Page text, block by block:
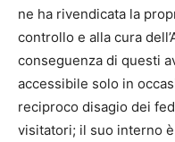
ne ha rivendicata la
controllo e alla cura
conseguenza di questi
accessibile solo in
reciproco disagio dei
visitatori; il suo interno